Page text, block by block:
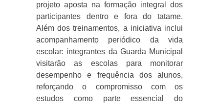
projeto aposta na formação integral dos
participantes dentro e fora do tatame.
Além dos treinamentos, a iniciativa inclui
acompanhamento periódico da vida
escolar: integrantes da Guarda Municipal
visitarão as escolas para monitorar
desempenho e frequência dos alunos,
reforçando o compromisso com os
estudos como parte essencial do